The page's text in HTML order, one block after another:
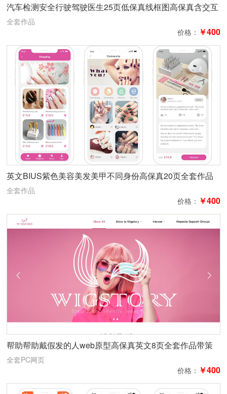
汽车检测安全行驶驾驶医生25页低保真线框图高保真含交互
全套作品带ppt
全套作品
价格： ￥400
英文BIUS紫色美容美发美甲不同身份高保真20页全套作品
带策划和设计说明
全套作品
价格： ￥400
帮助帮助戴假发的⼈web原型高保真英文8页全套作品带策
划
全套PC网页
价格： ￥400